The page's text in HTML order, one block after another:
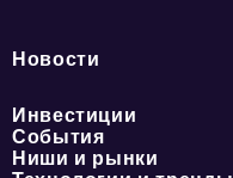
Новости
Инвестиции
События
Ниши и рынки